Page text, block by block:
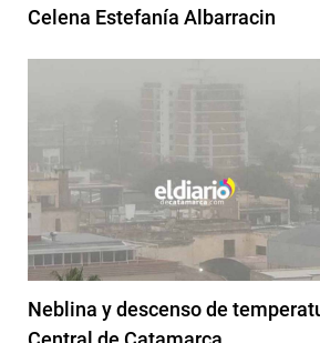
Celena Estefanía Albarracin
Neblina y descenso de